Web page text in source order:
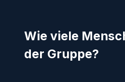
Wie viele
der Gruppe?